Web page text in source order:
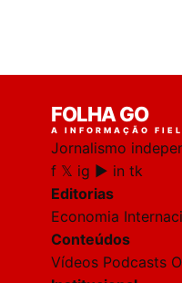
FOLHA GO
A INFORMAÇÃO
Jornalismo
f 𝕏 ig ▶ in tk
Editorias
Economia
Conteúdos
Vídeos Podcasts